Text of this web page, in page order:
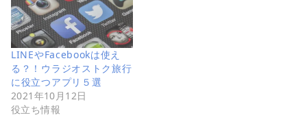
LINEやFacebookは使え
る？！ウラジオストク旅行
に役立つアプリ５選
2021年10月12日
役立ち情報